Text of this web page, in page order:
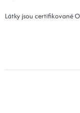
Látky jsou certifikované